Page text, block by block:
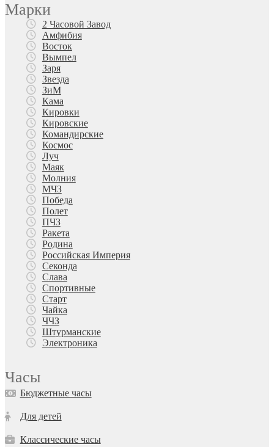
Марки
2 Часовой Завод
Амфибия
Восток
Вымпел
Заря
Звезда
ЗиМ
Кама
Кировки
Кировские
Командирские
Космос
Луч
Маяк
Молния
МЧЗ
Победа
Полет
ПЧЗ
Ракета
Родина
Российская Империя
Секонда
Слава
Спортивные
Старт
Чайка
ЧЧЗ
Штурманские
Электроника
Часы
Бюджетные часы
Для детей
Классические часы